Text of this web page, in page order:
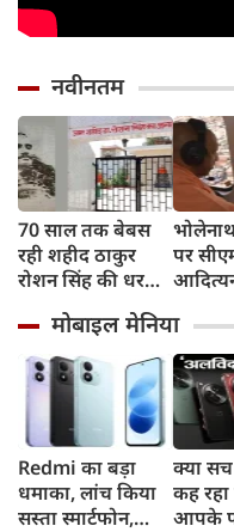
नवीनतम
70 साल तक बेबस
रही शहीद ठाकुर
रोशन सिंह की धरती,
मिटा दिया तीन
पीढ़ियों का दर्द
पर
मोबाइल मेनिया
Redmi का बड़ा
धमाका, लांच किया
सस्ता स्मार्टफोन,
क्या
कह
आपके